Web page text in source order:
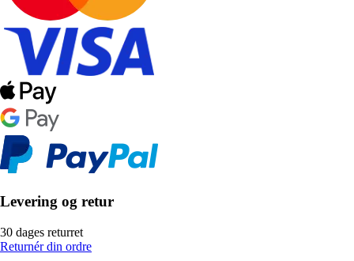
Levering og retur
30 dages returret
Returnér din ordre